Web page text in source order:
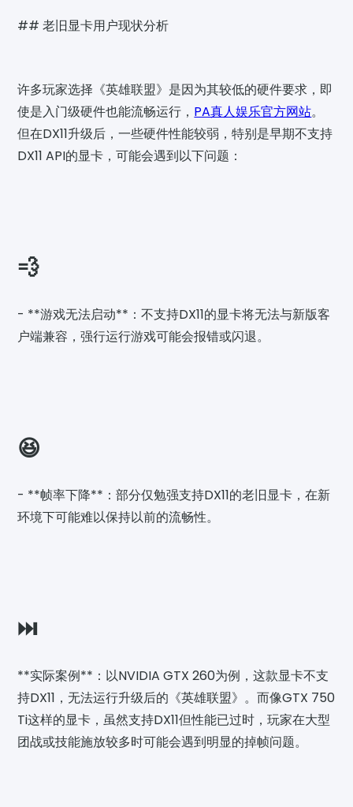
## 老旧显卡用户现状分析
许多玩家选择《英雄联盟》是因为其较低的硬件要求，即
使是入门级硬件也能流畅运行， PA真人娱乐官方网站。
但在DX11升级后，一些硬件性能较弱，特别是早期不支持
DX11 API的显卡，可能会遇到以下问题：
💨
- **游戏无法启动**：不支持DX11的显卡将无法与新版客
户端兼容，强行运行游戏可能会报错或闪退。
😆
- **帧率下降**：部分仅勉强支持DX11的老旧显卡，在新
环境下可能难以保持以前的流畅性。
⏭️
**实际案例**：以NVIDIA GTX 260为例，这款显卡不支
持DX11，无法运行升级后的《英雄联盟》。而像GTX 750
Ti这样的显卡，虽然支持DX11但性能已过时，玩家在大型
团战或技能施放较多时可能会遇到明显的掉帧问题。